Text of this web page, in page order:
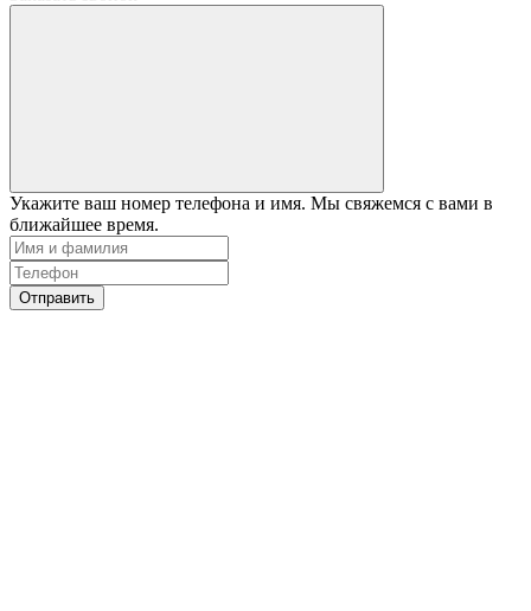
Укажите ваш номер телефона и имя. Мы свяжемся с вами в
ближайшее время.
Отправить